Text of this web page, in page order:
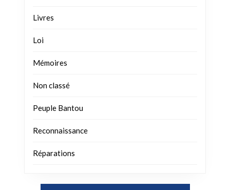
Livres
Loi
Mémoires
Non classé
Peuple Bantou
Reconnaissance
Réparations